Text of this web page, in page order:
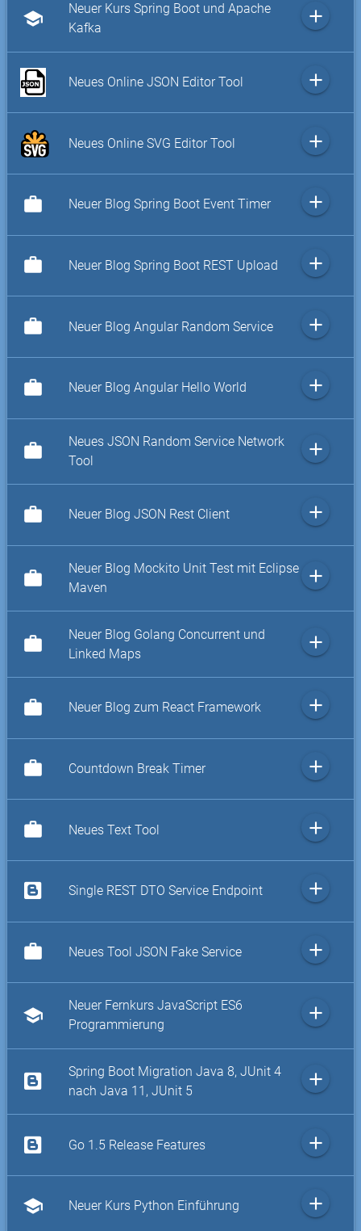
school
Neuer Kurs Spring Boot und Apache
Kafka
add
Neues Online JSON Editor Tool add
Neues Online SVG Editor Tool add
work Neuer Blog Spring Boot Event Timer add
work Neuer Blog Spring Boot REST Upload add
work Neuer Blog Angular Random Service add
work Neuer Blog Angular Hello World add
work
Neues JSON Random Service Network
Tool
add
work Neuer Blog JSON Rest Client add
work
Neuer Blog Mockito Unit Test mit Eclipse
Maven
add
work
Neuer Blog Golang Concurrent und
Linked Maps
add
work Neuer Blog zum React Framework add
work Countdown Break Timer add
work Neues Text Tool add
Single REST DTO Service Endpoint add
work Neues Tool JSON Fake Service add
school
Neuer Fernkurs JavaScript ES6
Programmierung
add
Spring Boot Migration Java 8, JUnit 4
nach Java 11, JUnit 5
add
Go 1.5 Release Features add
school Neuer Kurs Python Einführung add